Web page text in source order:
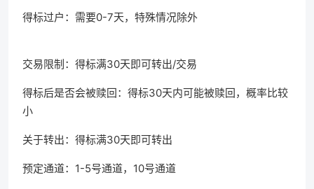
得标过户：需要0-7天，特殊情况除外
交易限制：得标满30天即可转出/交易
得标后是否会被赎回：得标30天内可能被赎回，概率比较
小
关于转出：得标满30天即可转出
预定通道：1-5号通道，10号通道